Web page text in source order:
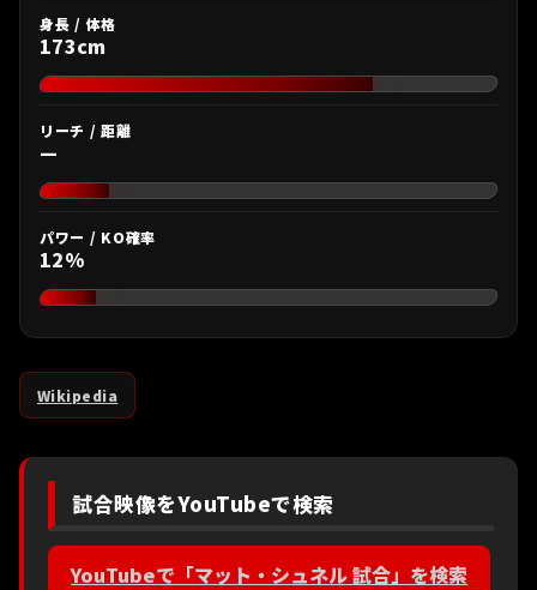
身長 / 体格
173cm
リーチ / 距離
—
パワー / KO確率
12%
Wikipedia
試合映像をYouTubeで検索
YouTubeで「マット・シュネル 試合」を検索